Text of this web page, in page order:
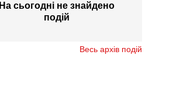
На сьогодні не знайдено
подій
Весь архів подій